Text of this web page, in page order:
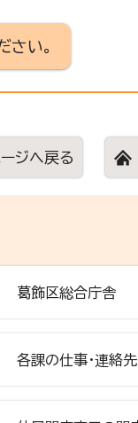
さい。
ジへ戻る
葛飾区総合庁舎
各課の仕事・連絡先